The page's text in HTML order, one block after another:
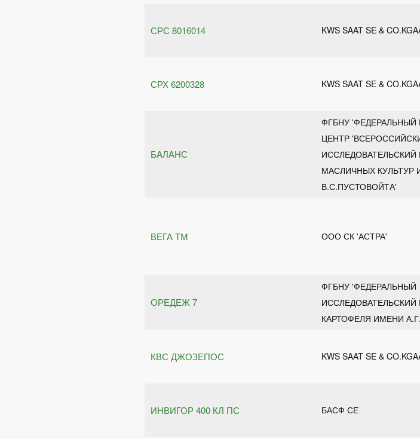
СРС 8016014 KWS SAAT SE &
СРХ 6200328 KWS SAAT SE &
БАЛАНС
ФГБНУ 'ФЕДЕРАЛЬНЫЙ
ЦЕНТР
ИССЛЕДОВАТЕЛЬСКИЙ
МАСЛИЧНЫХ КУЛЬТУР
В.С.ПУСТОВОЙТА'
ВЕГА ТМ ООО СК 'АСТРА'
ОРЕДЕЖ 7
ФГБНУ 'ФЕДЕРАЛЬНЫЙ
ИССЛЕДОВАТЕЛЬСКИЙ
КАРТОФЕЛЯ ИМЕНИ
КВС ДЖОЗЕПОС KWS SAAT SE &
ИНВИГОР 400 КЛ ПС БАСФ СЕ